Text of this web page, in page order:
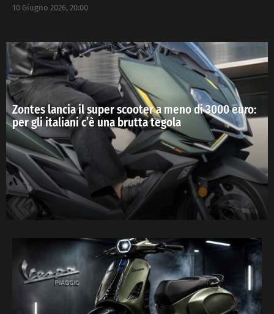
10 Giugno 2026, 20:00
Zontes lancia il super scooter a meno di 3000 euro:
per gli italiani c’è una brutta tegola